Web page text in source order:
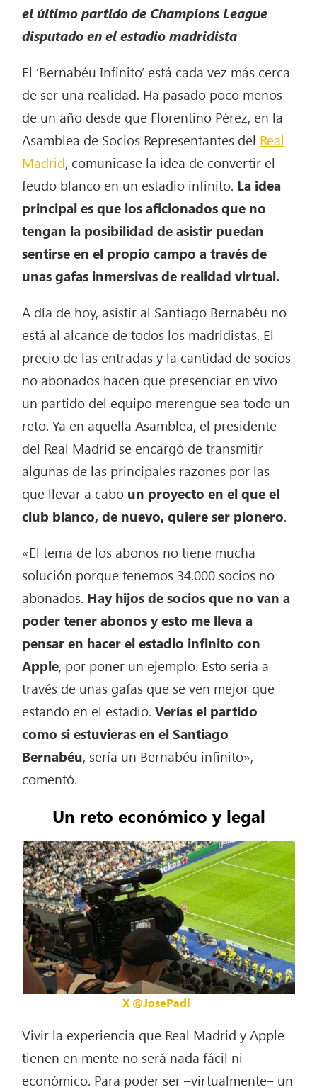
el último partido de Champions League
disputado en el estadio madridista
El ‘Bernabéu Infinito’ está cada vez más cerca
de ser una realidad. Ha pasado poco menos
de un año desde que Florentino Pérez, en la
Asamblea de Socios Representantes del Real
Madrid, comunicase la idea de convertir el
feudo blanco en un estadio infinito. La idea
principal es que los aficionados que no
tengan la posibilidad de asistir puedan
sentirse en el propio campo a través de
unas gafas inmersivas de realidad virtual.
A día de hoy, asistir al Santiago Bernabéu no
está al alcance de todos los madridistas. El
precio de las entradas y la cantidad de socios
no abonados hacen que presenciar en vivo
un partido del equipo merengue sea todo un
reto. Ya en aquella Asamblea, el presidente
del Real Madrid se encargó de transmitir
algunas de las principales razones por las
que llevar a cabo un proyecto en el que el
club blanco, de nuevo, quiere ser pionero.
«El tema de los abonos no tiene mucha
solución porque tenemos 34.000 socios no
abonados. Hay hijos de socios que no van a
poder tener abonos y esto me lleva a
pensar en hacer el estadio infinito con
Apple, por poner un ejemplo. Esto sería a
través de unas gafas que se ven mejor que
estando en el estadio.Verías el partido
como si estuvieras en el Santiago
Bernabéu, sería un Bernabéu infinito»,
comentó.
Un reto económico y legal
X @JosePadi_
Vivir la experiencia que Real Madrid y Apple
tienen en mente no será nada fácil ni
económico. Para poder ser –virtualmente– un